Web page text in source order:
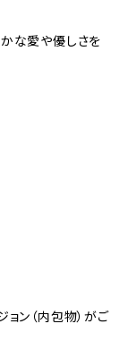
な愛や優しさを
ン（内包物）がご